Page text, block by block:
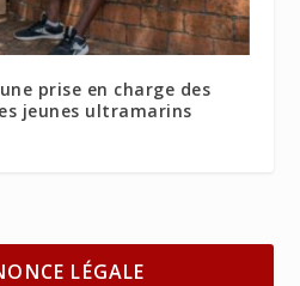
prise en charge des
jeunes ultramarins
LÉGALE